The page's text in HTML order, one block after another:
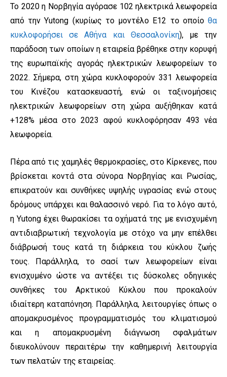
Το 2020 η Νορβηγία αγόρασε 102 ηλεκτρικά λεωφορεία
από την Yutong (κυρίως το μοντέλο Ε12 το οποίο θα
κυκλοφορήσει σε Αθήνα και Θεσσαλονίκη), με την
παράδοση των οποίων η εταιρεία βρέθηκε στην κορυφή
της ευρωπαϊκής αγοράς ηλεκτρικών λεωφορείων το
2022. Σήμερα, στη χώρα κυκλοφορούν 331 λεωφορεία
του Κινέζου κατασκευαστή, ενώ οι ταξινομήσεις
ηλεκτρικών λεωφορείων στη χώρα αυξήθηκαν κατά
+128% μέσα στο 2023 αφού κυκλοφόρησαν 493 νέα
λεωφορεία.
Πέρα από τις χαμηλές θερμοκρασίες, στο Κίρκενες, που
βρίσκεται κοντά στα σύνορα Νορβηγίας και Ρωσίας,
επικρατούν και συνθήκες υψηλής υγρασίας ενώ στους
δρόμους υπάρχει και θαλασσινό νερό. Για το λόγο αυτό,
η Yutong έχει θωρακίσει τα οχήματά της με ενισχυμένη
αντιδιαβρωτική τεχνολογία με στόχο να μην επέλθει
διάβρωσή τους κατά τη διάρκεια του κύκλου ζωής
τους. Παράλληλα, το σασί των λεωφορείων είναι
ενισχυμένο ώστε να αντέξει τις δύσκολες οδηγικές
συνθήκες του Αρκτικού Κύκλου που προκαλούν
ιδιαίτερη καταπόνηση. Παράλληλα, λειτουργίες όπως ο
απομακρυσμένος προγραμματισμός του κλιματισμού
και η απομακρυσμένη διάγνωση σφαλμάτων
διευκολύνουν περαιτέρω την καθημερινή λειτουργία
των πελατών της εταιρείας.